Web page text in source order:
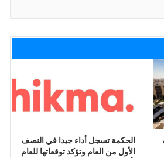
الحكمة تسجل أداء جيدا في النصف
الأول من العام وتؤكد توقعاتها للعام